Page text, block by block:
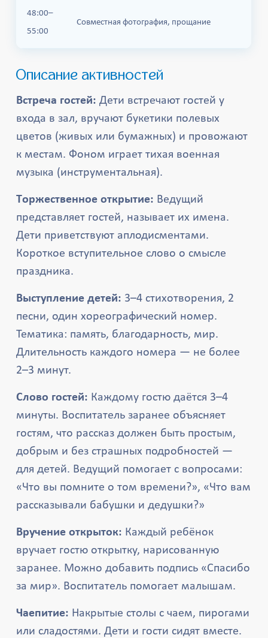
48:00–
55:00
Совместная фотография, прощание
Описание активностей
Встреча гостей: Дети встречают гостей у
входа в зал, вручают букетики полевых
цветов (живых или бумажных) и провожают
к местам. Фоном играет тихая военная
музыка (инструментальная).
Торжественное открытие: Ведущий
представляет гостей, называет их имена.
Дети приветствуют аплодисментами.
Короткое вступительное слово о смысле
праздника.
Выступление детей: 3–4 стихотворения, 2
песни, один хореографический номер.
Тематика: память, благодарность, мир.
Длительность каждого номера — не более
2–3 минут.
Слово гостей: Каждому гостю даётся 3–4
минуты. Воспитатель заранее объясняет
гостям, что рассказ должен быть простым,
добрым и без страшных подробностей —
для детей. Ведущий помогает с вопросами:
«Что вы помните о том времени?», «Что вам
рассказывали бабушки и дедушки?»
Вручение открыток: Каждый ребёнок
вручает гостю открытку, нарисованную
заранее. Можно добавить подпись «Спасибо
за мир». Воспитатель помогает малышам.
Чаепитие: Накрытые столы с чаем, пирогами
или сладостями. Дети и гости сидят вместе.